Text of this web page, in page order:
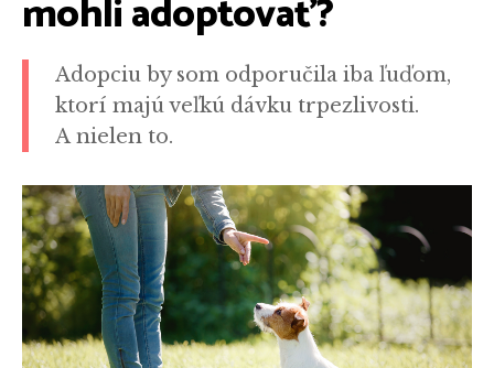
mohli adoptovať?
Adopciu by som odporučila iba ľuďom,
ktorí majú veľkú dávku trpezlivosti.
A nielen to.